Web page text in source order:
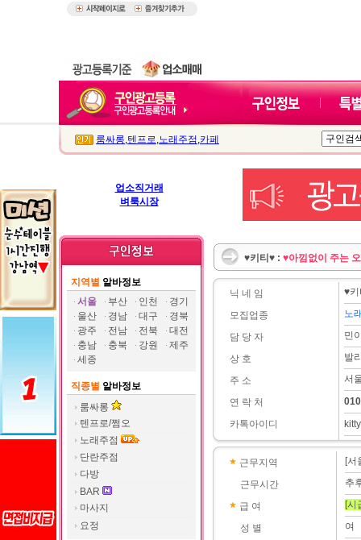
룸싸롱,텐프로,노래주점 ,카페
업소직거래
벼룩시장
지역별 알바정보
서울
부산 인천
경기
울산
경남 대구
경북
광주
전남 전북
대전
충남
충북 강원
제주
세종
직종별 알바정보
룸싸롱
텐프로/쩜오
노래주점
단란주점
다방
BAR
마사지
요정
♥키티♥ : ♥아낌없이 주는
닉 네 임
모집업종
담 당 자
상 호
주 소
연 락 처
카톡아이디
♥
노
민
발
서
근무지역
근무시간
급 여
성 별
[서
추
[시
여